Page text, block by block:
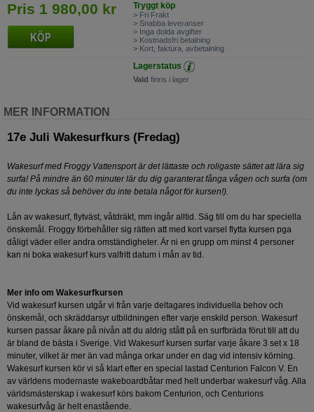
Pris 1 980,00 kr Tryggt köp
> Fri Frakt
> Snabba leveranser
> Inga dolda avgifter
> Kostnadsfri betalning
> Kort, faktura, avbetalning
Lagerstatus
Vald finns i lager
MER INFORMATION
17e Juli Wakesurfkurs (Fredag)
Wakesurf med Froggy Vattensport är det lättaste och roligaste sättet att lära sig
surfa! På mindre än 60 minuter lär du dig garanterat fånga vågen och surfa (om
du inte lyckas så behöver du inte betala något för kursen!).
Lån av wakesurf, flytväst, våtdräkt, mm ingår alltid. Säg till om du har speciella
önskemål. Froggy förbehåller sig rätten att med kort varsel flytta kursen pga
dåligt väder eller andra omständigheter. Är ni en grupp om minst 4 personer
kan ni boka wakesurf kurs valfritt datum i mån av tid.
Mer info om Wakesurfkursen
Vid wakesurf kursen utgår vi från varje deltagares individuella behov och
önskemål, och skräddarsyr utbildningen efter varje enskild person. Wakesurf
kursen passar åkare på nivån att du aldrig stått på en surfbräda förut till att du
är bland de bästa i Sverige. Vid Wakesurf kursen surfar varje åkare 3 set x 18
minuter, vilket är mer än vad många orkar under en dag vid intensiv körning.
Wakesurf kursen kör vi så klart efter en special lastad Centurion Falcon V. En
av världens modernaste wakeboardbåtar med helt underbar wakesurf våg. Alla
världsmästerskap i wakesurf körs bakom Centurion, och Centurions
wakesurfvåg är helt enastående.